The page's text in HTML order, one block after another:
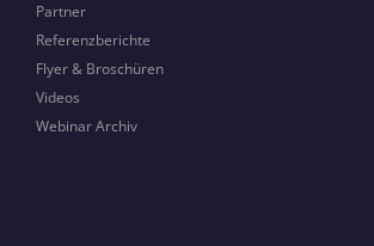
Partner
Referenzberichte
Flyer & Broschüren
Videos
Webinar Archiv